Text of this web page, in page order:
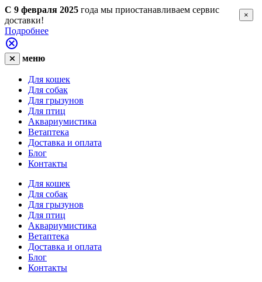
С 9 февраля 2025 года мы приостанавливаем сервис
доставки!
Подробнее
меню
Для кошек
Для собак
Для грызунов
Для птиц
Аквариумистика
Ветаптека
Доставка и оплата
Блог
Контакты
Для кошек
Для собак
Для грызунов
Для птиц
Аквариумистика
Ветаптека
Доставка и оплата
Блог
Контакты
×